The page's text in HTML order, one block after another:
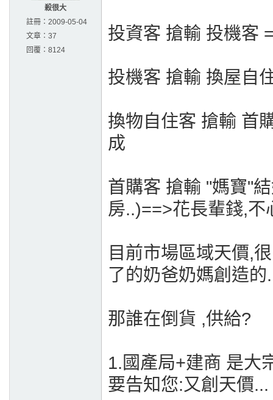
殺很大
註冊： 2009-05-04
文章： 37
回覆： 8124
投資客 搶輸 投機客
投機客 搶輸 換屋自
換物自住客 搶輸 首
成
首購客 搶輸 "媽寶"
房..)==>花長輩錢,不
目前市場區域天價,
了的奶爸奶媽創造的
那誰在倒貨 ,供給?
1.國產局+建商 是大
要告知您:又創天價...